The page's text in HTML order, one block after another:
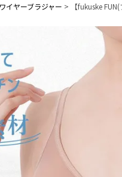
イヤーブラジャー 【fukuske